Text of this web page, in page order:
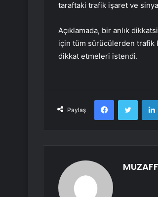
taraftaki trafik işaret ve
Açıklamada, bir anlık
için tüm sürücülerden trafik
dikkat etmeleri istendi.
Paylaş
Facebook